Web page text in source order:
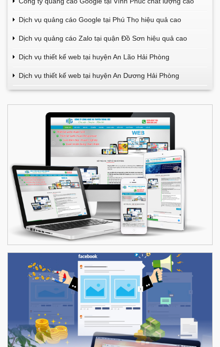
Dịch vụ quảng cáo Google tại Phú Thọ hiệu quả cao
Dịch vụ quảng cáo Zalo tại quận Đồ Sơn hiệu quả cao
Dịch vụ thiết kế web tại huyện An Lão Hải Phòng
Dịch vụ thiết kế web tại huyện An Dương Hải Phòng